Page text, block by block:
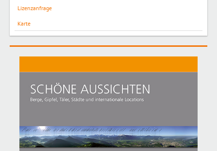
Lizenzanfrage
Karte